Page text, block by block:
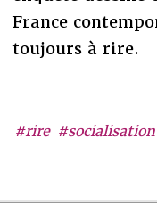
#rire #socialisation
France
toujours à rire.